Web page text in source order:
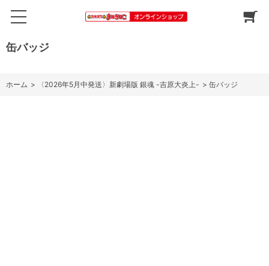
缶バッジ
ホーム > 〈2026年5月中発送〉新劇場版 銀魂 -吉原大炎上- > 缶バッジ